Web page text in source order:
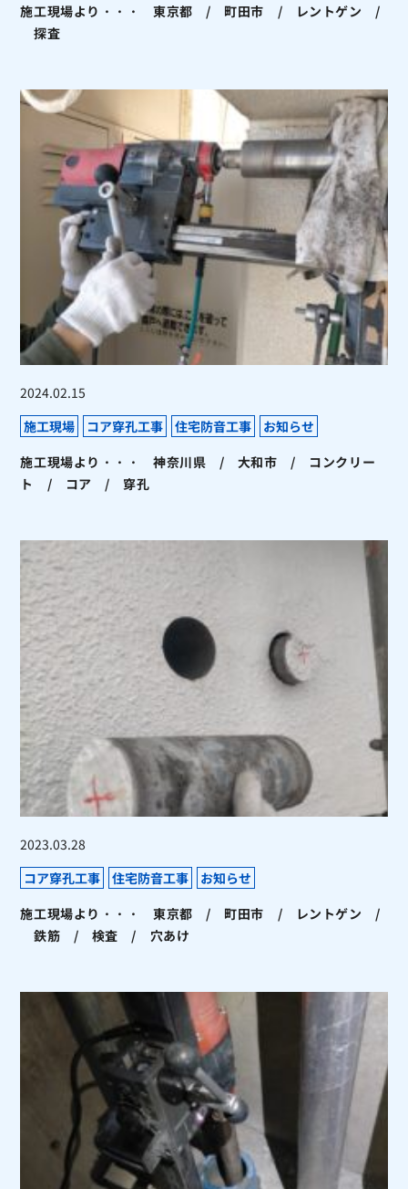
施工現場より・・・ 東京都 / 町田市 / レントゲン /
探査
2024.02.15
施工現場
コア穿孔工事 住宅防音工事
お知らせ
施工現場より・・・ 神奈川県 / 大和市 / コンクリー
ト / コア / 穿孔
2023.03.28
コア穿孔工事
住宅防音工事
お知らせ
施工現場より・・・ 東京都 / 町田市 / レントゲン /
鉄筋 / 検査 / 穴あけ